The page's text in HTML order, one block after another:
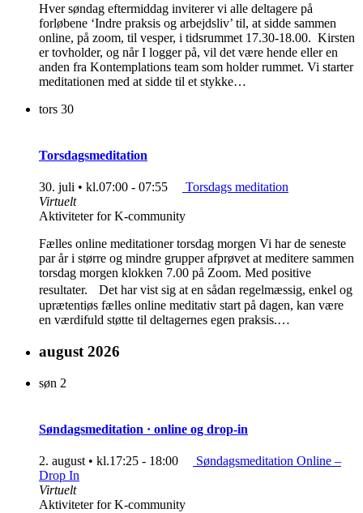
Hver søndag eftermiddag inviterer vi alle deltagere på
forløbene ‘Indre praksis og arbejdsliv’ til, at sidde sammen
online, på zoom, til vesper, i tidsrummet 17.30-18.00. Kirsten
er tovholder, og når I logger på, vil det være hende eller en
anden fra Kontemplations team som holder rummet. Vi starter
meditationen med at sidde til et stykke…
tors 30
Torsdagsmeditation
30. juli • kl.07:00 - 07:55
Torsdags meditation
Virtuelt
Aktiviteter for K-community
Fælles online meditationer torsdag morgen Vi har de seneste
par år i større og mindre grupper afprøvet at meditere sammen
torsdag morgen klokken 7.00 på Zoom. Med positive
resultater. Det har vist sig at en sådan regelmæssig, enkel og
uprætentiøs fælles online meditativ start på dagen, kan være
en værdifuld støtte til deltagernes egen praksis.…
august 2026
søn 2
Søndagsmeditation · online og drop-in
2. august • kl.17:25 - 18:00
Søndagsmeditation Online –
Drop In
Virtuelt
Aktiviteter for K-community